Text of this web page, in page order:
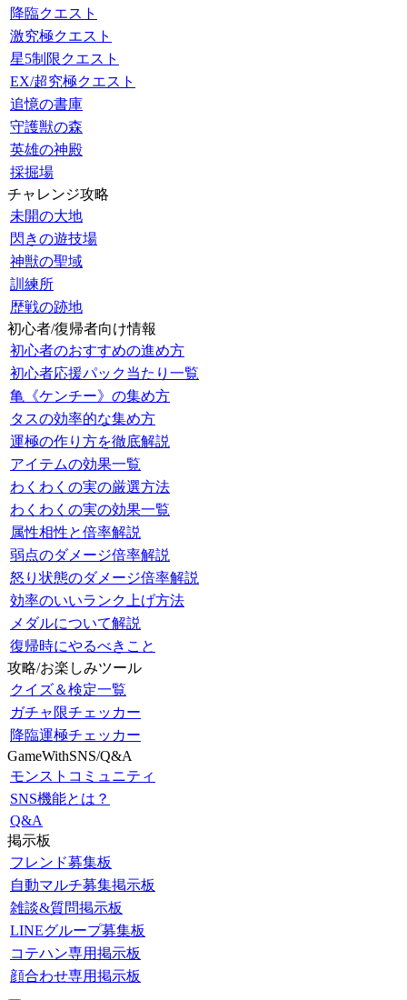
降臨クエスト
激究極クエスト
星5制限クエスト
EX/超究極クエスト
追憶の書庫
守護獣の森
英雄の神殿
採掘場
チャレンジ攻略
未開の大地
閃きの遊技場
神獣の聖域
訓練所
歴戦の跡地
初心者/復帰者向け情報
初心者のおすすめの進め方
初心者応援パック当たり一覧
亀《ケンチー》の集め方
タスの効率的な集め方
運極の作り方を徹底解説
アイテムの効果一覧
わくわくの実の厳選方法
わくわくの実の効果一覧
属性相性と倍率解説
弱点のダメージ倍率解説
怒り状態のダメージ倍率解説
効率のいいランク上げ方法
メダルについて解説
復帰時にやるべきこと
攻略/お楽しみツール
クイズ＆検定一覧
ガチャ限チェッカー
降臨運極チェッカー
GameWithSNS/Q&A
モンストコミュニティ
SNS機能とは？
Q&A
掲示板
フレンド募集板
自動マルチ募集掲示板
雑談&質問掲示板
LINEグループ募集板
コテハン専用掲示板
顔合わせ専用掲示板